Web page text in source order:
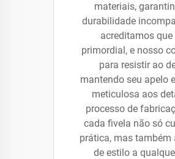
materiais,
durabilidade
acreditamos
primordial, e nosso
para resistir ao
mantendo seu apelo
meticulosa aos
processo de
cada fivela não só
prática, mas também
de estilo a